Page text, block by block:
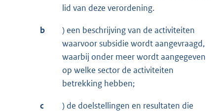
lid van deze verordening.
b
) een beschrijving van de activiteiten
waarvoor subsidie wordt aangevraagd,
waarbij onder meer wordt aangegeven
op welke sector de activiteiten
betrekking hebben;
c
) de doelstellingen en resultaten die